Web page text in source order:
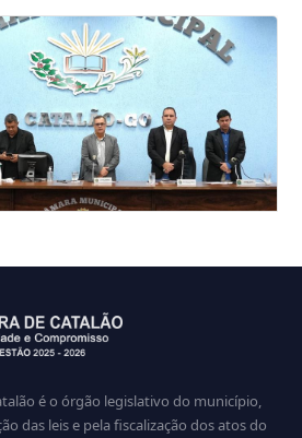
ORDINÁRIA DA CÂMARA
DE CATALÃO
2026
Veja todas as fotos
DE CATALÃO
2026
Veja todas as fotos
é o órgão legislativo do município,
das leis e pela fiscalização dos atos do